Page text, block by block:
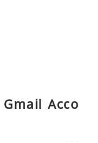
Acco